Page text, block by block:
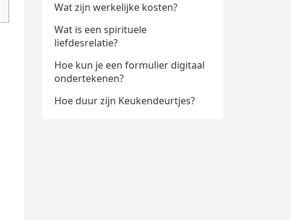
Wat zijn werkelijke kosten?
Wat is een spirituele
liefdesrelatie?
Hoe kun je een formulier digitaal
ondertekenen?
Hoe duur zijn Keukendeurtjes?